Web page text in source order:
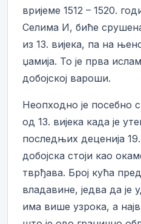
вријеме 1512 – 1520.
Селима И, биће
из 13. вијека, па на
џамија. То је прва
добојској вароши.
Неопходно је посебно
од 13. вијека када је
последњих деценија
добојска стоји као
тврђава. Број кућа
владавине, једва да је
има више узрока, а